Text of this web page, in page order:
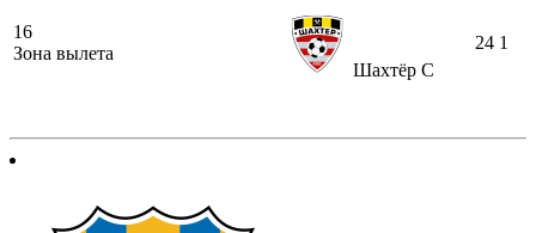
16
Зона вылета
Шахтёр С
24 1